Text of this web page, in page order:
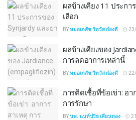
ผลข้างเคียง 11 ประกา
เลือก
BYหมอเภสัช วิทวัส ก๋องดี
ผลข้างเคียงของ
การลดอาการเหล่านี้
BYหมอเภสัช วิทวัส ก๋องดี
การติดเชื้อที่ข้อเข่า: อ
การรักษา
BYนพ. นนท์ปวิธ เคียนทอง